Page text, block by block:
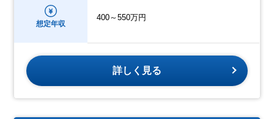
想定年収
400～550万円
詳しく見る